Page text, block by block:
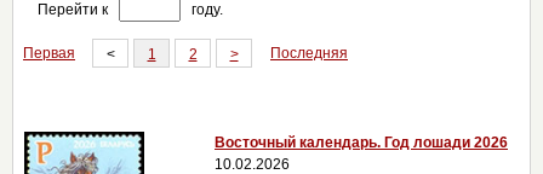
Перейти к году.
Первая < 1 2 > Последняя
Восточный календарь. Год лошади 2026
10.02.2026